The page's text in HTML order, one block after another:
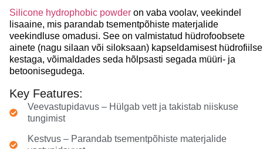
Silicone hydrophobic powder on vaba voolav, veekindel
lisaaine, mis parandab tsementpõhiste materjalide
veekindluse omadusi. See on valmistatud hüdrofoobsete
ainete (nagu silaan või siloksaan) kapseldamisest hüdrofiilse
kestaga, võimaldades seda hõlpsasti segada müüri- ja
betoonisegudega.
Key Features:
Veevastupidavus – Hülgab vett ja takistab niiskuse
tungimist
Kestvus – Parandab tsementpõhiste materjalide